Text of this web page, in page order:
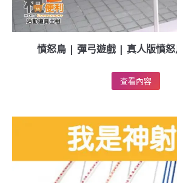
憤怒鳥 | 彈弓遊戲 | 真人版憤
查看內容